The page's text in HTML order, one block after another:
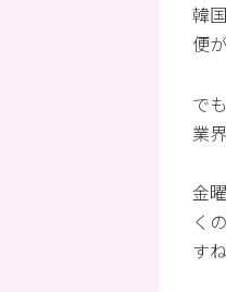
韓
便
で
業
金
く
す